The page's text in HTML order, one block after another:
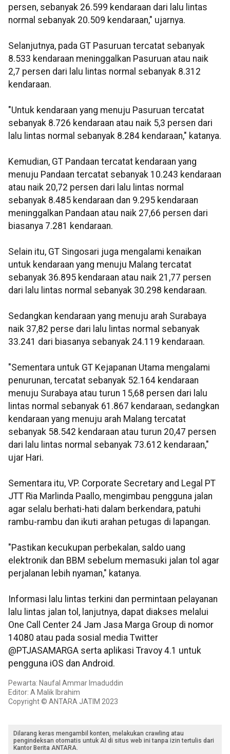
persen, sebanyak 26.599 kendaraan dari lalu lintas
normal sebanyak 20.509 kendaraan," ujarnya.
Selanjutnya, pada GT Pasuruan tercatat sebanyak
8.533 kendaraan meninggalkan Pasuruan atau naik
2,7 persen dari lalu lintas normal sebanyak 8.312
kendaraan.
"Untuk kendaraan yang menuju Pasuruan tercatat
sebanyak 8.726 kendaraan atau naik 5,3 persen dari
lalu lintas normal sebanyak 8.284 kendaraan," katanya.
Kemudian, GT Pandaan tercatat kendaraan yang
menuju Pandaan tercatat sebanyak 10.243 kendaraan
atau naik 20,72 persen dari lalu lintas normal
sebanyak 8.485 kendaraan dan 9.295 kendaraan
meninggalkan Pandaan atau naik 27,66 persen dari
biasanya 7.281 kendaraan.
Selain itu, GT Singosari juga mengalami kenaikan
untuk kendaraan yang menuju Malang tercatat
sebanyak 36.895 kendaraan atau naik 21,77 persen
dari lalu lintas normal sebanyak 30.298 kendaraan.
Sedangkan kendaraan yang menuju arah Surabaya
naik 37,82 perse dari lalu lintas normal sebanyak
33.241 dari biasanya sebanyak 24.119 kendaraan.
"Sementara untuk GT Kejapanan Utama mengalami
penurunan, tercatat sebanyak 52.164 kendaraan
menuju Surabaya atau turun 15,68 persen dari lalu
lintas normal sebanyak 61.867 kendaraan, sedangkan
kendaraan yang menuju arah Malang tercatat
sebanyak 58.542 kendaraan atau turun 20,47 persen
dari lalu lintas normal sebanyak 73.612 kendaraan,"
ujar Hari.
Sementara itu, VP. Corporate Secretary and Legal PT
JTT Ria Marlinda Paallo, mengimbau pengguna jalan
agar selalu berhati-hati dalam berkendara, patuhi
rambu-rambu dan ikuti arahan petugas di lapangan.
"Pastikan kecukupan perbekalan, saldo uang
elektronik dan BBM sebelum memasuki jalan tol agar
perjalanan lebih nyaman," katanya.
Informasi lalu lintas terkini dan permintaan pelayanan
lalu lintas jalan tol, lanjutnya, dapat diakses melalui
One Call Center 24 Jam Jasa Marga Group di nomor
14080 atau pada sosial media Twitter
@PTJASAMARGA serta aplikasi Travoy 4.1 untuk
pengguna iOS dan Android.
Pewarta: Naufal Ammar Imaduddin
Editor: A Malik Ibrahim
Copyright © ANTARA JATIM 2023
Dilarang keras mengambil konten, melakukan crawling atau
pengindeksan otomatis untuk AI di situs web ini tanpa izin tertulis dari
Kantor Berita ANTARA.